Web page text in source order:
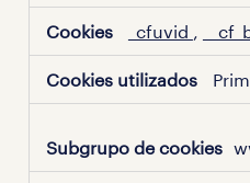
_cfuvid